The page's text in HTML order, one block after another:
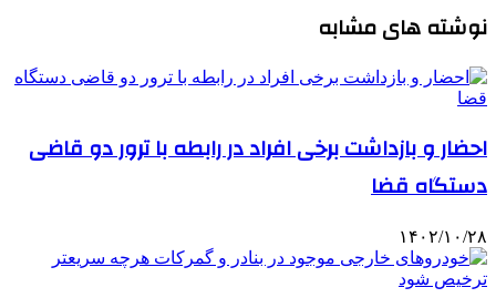
نوشته های مشابه
احضار و بازداشت برخی افراد در رابطه با ترور دو قاضی
دستگاه قضا
۱۴۰۲/۱۰/۲۸